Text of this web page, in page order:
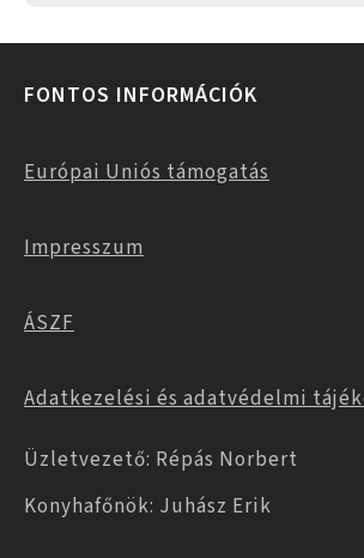
FONTOS INFORMÁCIÓK
Európai Uniós támogatás
Impresszum
ÁSZF
Adatkezelési és adatvédelmi
Üzletvezető: Répás Norbert
Konyhafőnök: Juhász Erik